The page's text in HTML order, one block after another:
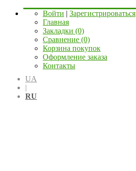
Войти | Зарегистрироваться
Главная
Закладки (0)
Сравнение (0)
Корзина покупок
Оформление заказа
Контакты
UA
|
RU